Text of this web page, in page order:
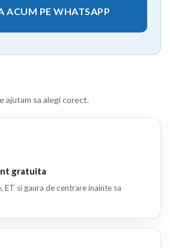
ACUM PE WHATSAPP
ajutam sa alegi corect.
gratuita
si gaura de centrare inainte sa